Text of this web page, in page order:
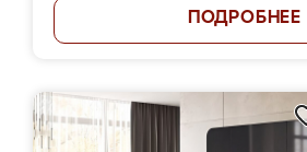
ПОДРОБНЕЕ